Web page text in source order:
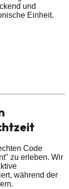
und
Einheit.
Code
zu erleben. Wir
während der